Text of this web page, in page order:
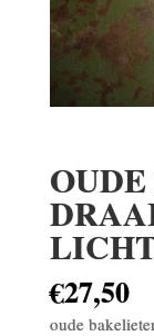
€27,50
oude